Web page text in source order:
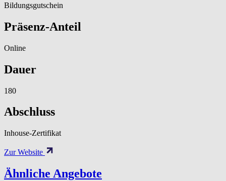
Bildungsgutschein
Präsenz-Anteil
Online
Dauer
180
Abschluss
Inhouse-Zertifikat
Zur Website
Ähnliche Angebote